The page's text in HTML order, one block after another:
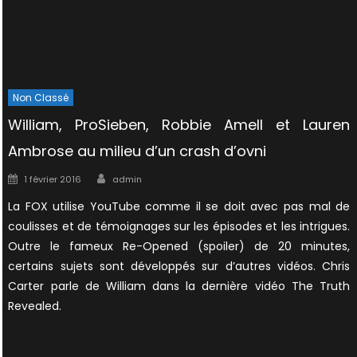
Non Classé
William, ProSieben, Robbie Amell et Lauren
Ambrose au milieu d’un crash d’ovni
Posted
1 février 2016 Author
admin
La FOX utilise YouTube comme il se doit avec pas mal de
coulisses et de témoignages sur les épisodes et les intrigues.
Outre le fameux Re-Opened (spoiler) de 20 minutes,
certains sujets sont développés sur d’autres vidéos. Chris
Carter parle de William dans la dernière vidéo The Truth
Revealed.